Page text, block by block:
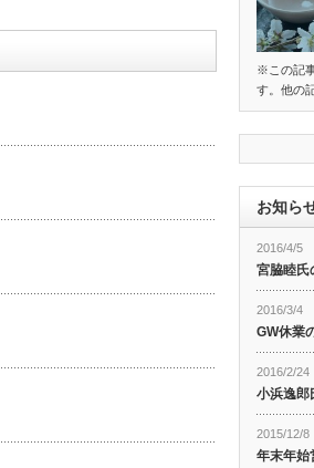
※この記
す。他の
お知ら
2016/4/5
宮脇睦氏
2016/3/4
GW休業
2016/2/24
小浜逸郎
2015/12/8
年末年始